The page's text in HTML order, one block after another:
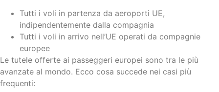
Tutti i voli in partenza da aeroporti UE,
indipendentemente dalla compagnia
Tutti i voli in arrivo nell’UE operati da compagnie
europee
Le tutele offerte ai passeggeri europei sono tra le più
avanzate al mondo. Ecco cosa succede nei casi più
frequenti: